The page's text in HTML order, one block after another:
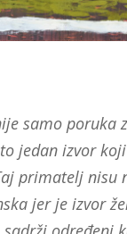
samo poruka
jedan izvor
primatelj nisu
jer je izvor